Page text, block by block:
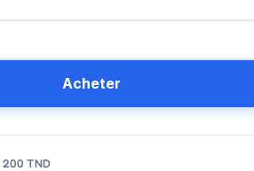
Acheter
200 TND